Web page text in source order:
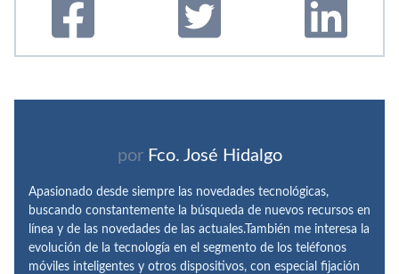
por Fco. José Hidalgo
Apasionado desde siempre las novedades tecnológicas,
buscando constantemente la búsqueda de nuevos recursos en
línea y de las novedades de las actuales.También me interesa la
evolución de la tecnología en el segmento de los teléfonos
móviles inteligentes y otros dispositivos, con especial fijación